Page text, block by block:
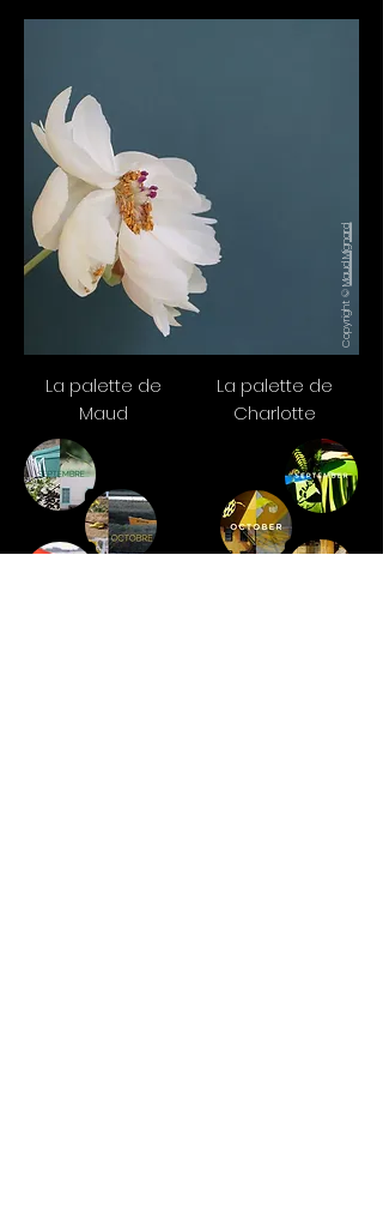
Copyright ©
Maud Mignard
La palette de
Maud
La palette de
Charlotte